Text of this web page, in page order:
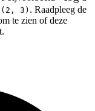
3
3) . Raadpleeg de
te zien of deze